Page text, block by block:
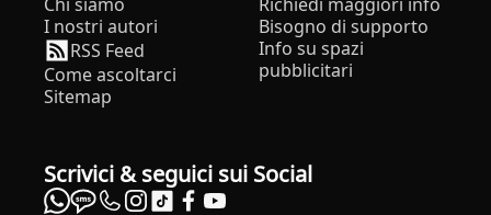
I nostri autori
RSS Feed
Come ascoltarci
Sitemap
Bisogno di supporto
Info su spazi
pubblicitari
Scrivici & seguici sui Social